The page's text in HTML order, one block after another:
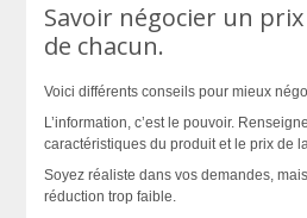
Savoir négocier un
de chacun.
Voici différents conseils pour mieux
L’information, c’est le pouvoir.
caractéristiques du produit et le prix de
Soyez réaliste dans vos demandes,
réduction trop faible.